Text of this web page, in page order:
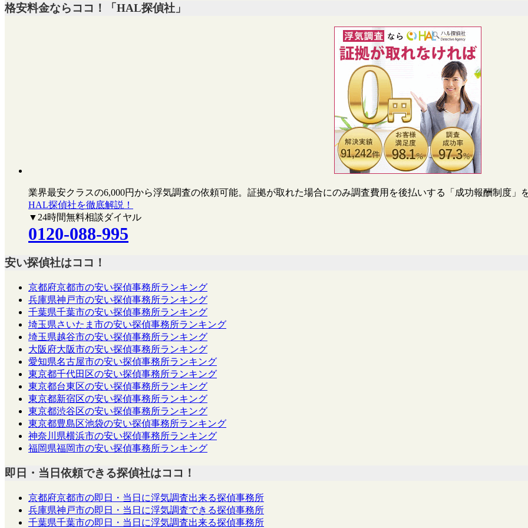
格安料金ならココ！「HAL探偵社」
業界最安クラスの6,000円から浮気調査の依頼可能。証拠が取れた場合にのみ調査費用を後払いする「成功報酬制度」
HAL探偵社を徹底解説！
▼24時間無料相談ダイヤル
0120-088-995
安い探偵社はココ！
京都府京都市の安い探偵事務所ランキング
兵庫県神戸市の安い探偵事務所ランキング
千葉県千葉市の安い探偵事務所ランキング
埼玉県さいたま市の安い探偵事務所ランキング
埼玉県越谷市の安い探偵事務所ランキング
大阪府大阪市の安い探偵事務所ランキング
愛知県名古屋市の安い探偵事務所ランキング
東京都千代田区の安い探偵事務所ランキング
東京都台東区の安い探偵事務所ランキング
東京都新宿区の安い探偵事務所ランキング
東京都渋谷区の安い探偵事務所ランキング
東京都豊島区池袋の安い探偵事務所ランキング
神奈川県横浜市の安い探偵事務所ランキング
福岡県福岡市の安い探偵事務所ランキング
即日・当日依頼できる探偵社はココ！
京都府京都市の即日・当日に浮気調査出来る探偵事務所
兵庫県神戸市の即日・当日に浮気調査できる探偵事務所
千葉県千葉市の即日・当日に浮気調査出来る探偵事務所